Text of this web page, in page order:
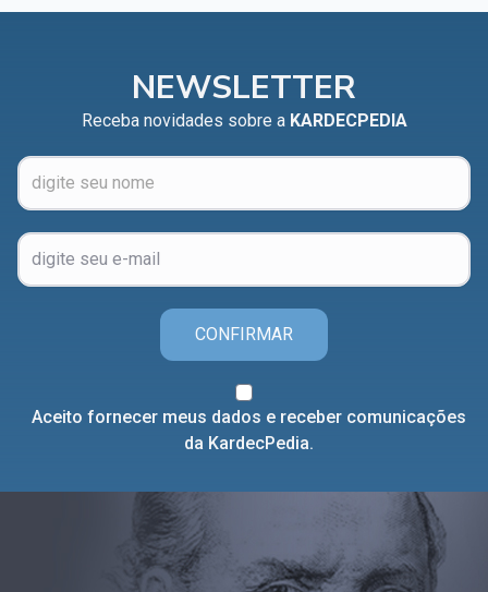
NEWSLETTER
Receba novidades sobre a KARDECPEDIA
CONFIRMAR
Aceito fornecer meus dados e receber comunicações
da KardecPedia.